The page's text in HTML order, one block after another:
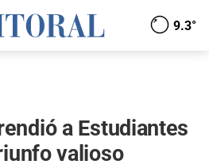
9.3°
a Estudiantes
valioso